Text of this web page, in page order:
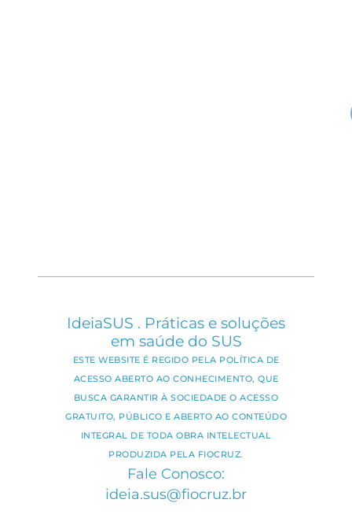
IdeiaSUS . Práticas e soluções
em saúde do SUS
ESTE WEBSITE É REGIDO PELA POLÍTICA DE
ACESSO ABERTO AO CONHECIMENTO, QUE
BUSCA GARANTIR À SOCIEDADE O ACESSO
GRATUITO, PÚBLICO E ABERTO AO CONTEÚDO
INTEGRAL DE TODA OBRA INTELECTUAL
PRODUZIDA PELA FIOCRUZ.
Fale Conosco:
ideia.sus@fiocruz.br